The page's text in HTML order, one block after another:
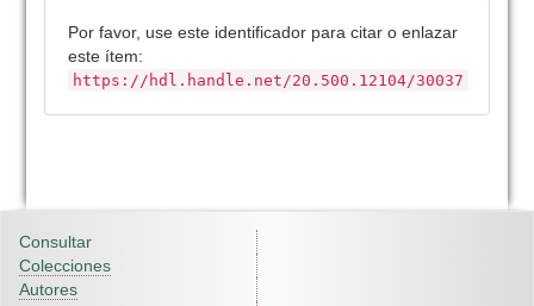
Por favor, use este identificador para citar o enlazar
este ítem:
https://hdl.handle.net/20.500.12104/30037
Consultar
Colecciones
Autores